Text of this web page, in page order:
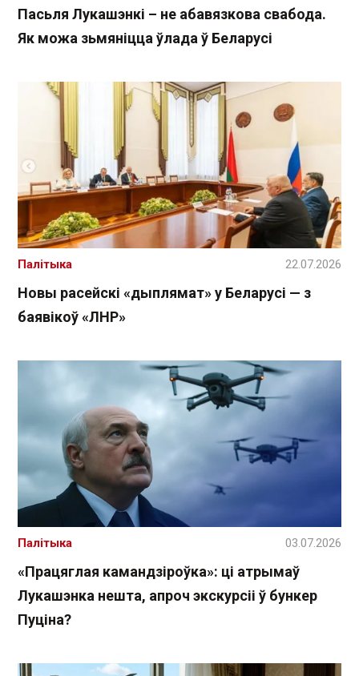
Пасьля Лукашэнкі – не абавязкова свабода.
Як можа зьмяніцца ўлада ў Беларусі
Новы расейскі «дыплямат» у Беларусі — з
баявікоў «ЛНР»
Палітыка 22.07.2026
«Працяглая камандзіроўка»: ці атрымаў
Лукашэнка нешта, апроч экскурсіі ў бункер
Пуціна?
Палітыка 03.07.2026